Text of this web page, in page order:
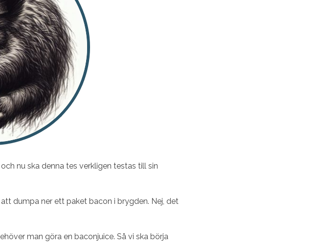
nu ska denna tes verkligen testas till sin
dumpa ner ett paket bacon i brygden. Nej, det
man göra en baconjuice. Så vi ska börja